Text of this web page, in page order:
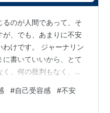
るのが人間であって、そ
、でも、あまりに不安
けです。 ジャーナリン
書いていいから、とて
、何の批判もなく、自
のない言葉をただその
ていく文字、言葉は、
#自己受容感 #不安